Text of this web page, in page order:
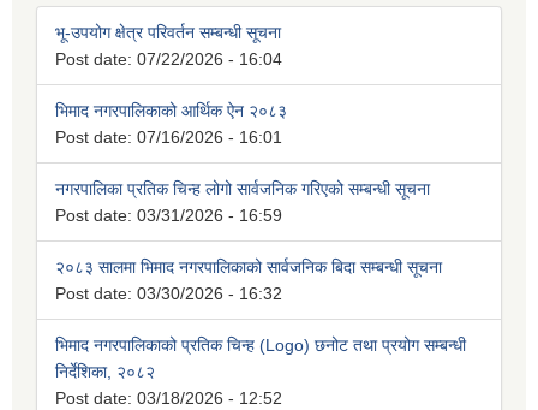
भू-उपयोग क्षेत्र परिवर्तन सम्बन्धी सूचना
Post date: 07/22/2026 - 16:04
भिमाद नगरपालिकाको आर्थिक ऐन २०८३
Post date: 07/16/2026 - 16:01
नगरपालिका प्रतिक चिन्ह लोगो सार्वजनिक गरिएको सम्बन्धी सूचना
Post date: 03/31/2026 - 16:59
२०८३ सालमा भिमाद नगरपालिकाको सार्वजनिक बिदा सम्बन्धी सूचना
Post date: 03/30/2026 - 16:32
भिमाद नगरपालिकाको प्रतिक चिन्ह (Logo) छनोट तथा प्रयोग सम्बन्धी
निर्देशिका, २०८२
Post date: 03/18/2026 - 12:52